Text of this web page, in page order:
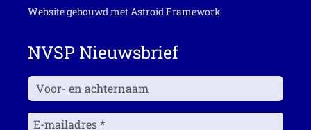
Website gebouwd metAstroid Framework
NVSP Nieuwsbrief